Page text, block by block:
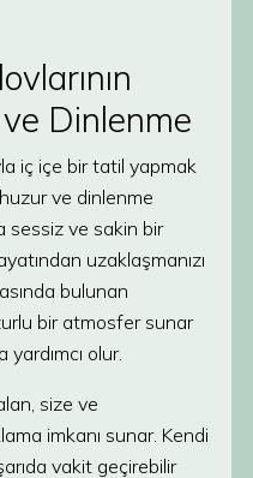
Dinlenme
iç içe bir tatil yapmak
ve dinlenme
sessiz ve sakin bir
uzaklaşmanızı
bulunan
bir atmosfer sunar
olur.
size ve
imkanı sunar. Kendi
vakit geçirebilir